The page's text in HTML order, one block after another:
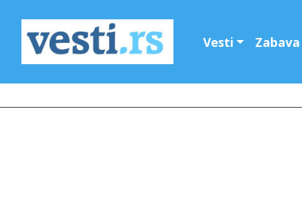
Vesti Zabava